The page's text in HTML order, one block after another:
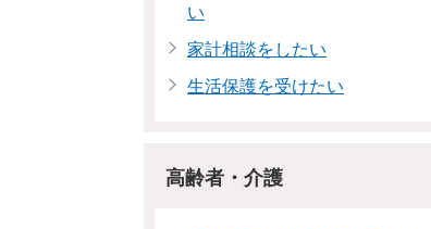
い
家計相談をしたい
生活保護を受けたい
高齢者・介護